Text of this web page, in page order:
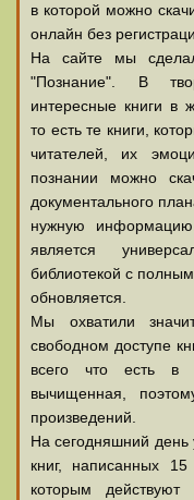
в которой можно
онлайн без
На сайте мы
"Познание". В
интересные книги в
то есть те книги,
читателей, их
познании можно
документального
нужную
является
библиотекой с
обновляется.
Мы охватили
свободном доступе
всего что есть в
вычищенная,
произведений.
На сегодняшний день
книг, написанных
которым действуют